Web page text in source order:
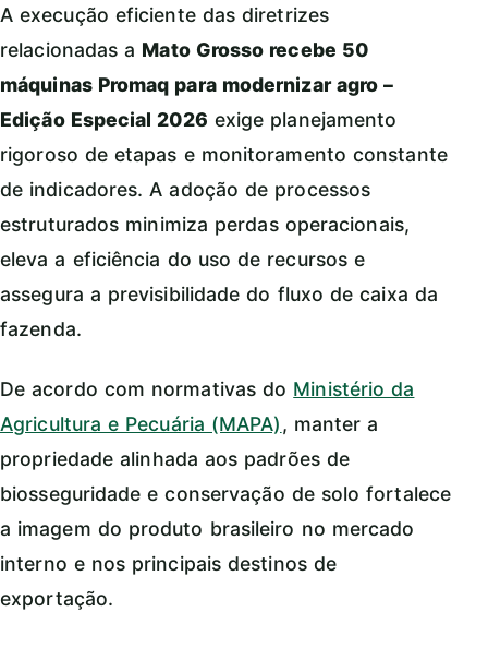
A execução eficiente das diretrizes
relacionadas a Mato Grosso recebe 50
máquinas Promaq para modernizar agro –
Edição Especial 2026 exige planejamento
rigoroso de etapas e monitoramento constante
de indicadores. A adoção de processos
estruturados minimiza perdas operacionais,
eleva a eficiência do uso de recursos e
assegura a previsibilidade do fluxo de caixa da
fazenda.
De acordo com normativas do Ministério da
Agricultura e Pecuária (MAPA), manter a
propriedade alinhada aos padrões de
biosseguridade e conservação de solo fortalece
a imagem do produto brasileiro no mercado
interno e nos principais destinos de
exportação.